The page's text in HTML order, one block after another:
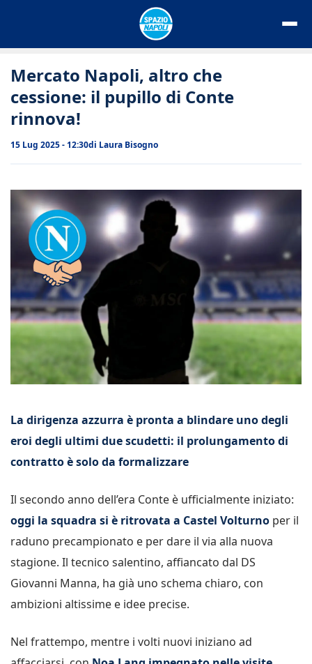
Mercato Napoli, altro che
cessione: il pupillo di Conte
rinnova!
15 Lug 2025 - 12:30di Laura Bisogno
La dirigenza azzurra è pronta a blindare uno degli
eroi degli ultimi due scudetti: il prolungamento di
contratto è solo da formalizzare
Il secondo anno dell’era Conte è ufficialmente iniziato:
oggi la squadra si è ritrovata a Castel Volturno per il
raduno precampionato e per dare il via alla nuova
stagione. Il tecnico salentino, affiancato dal DS
Giovanni Manna, ha già uno schema chiaro, con
ambizioni altissime e idee precise.
Nel frattempo, mentre i volti nuovi iniziano ad